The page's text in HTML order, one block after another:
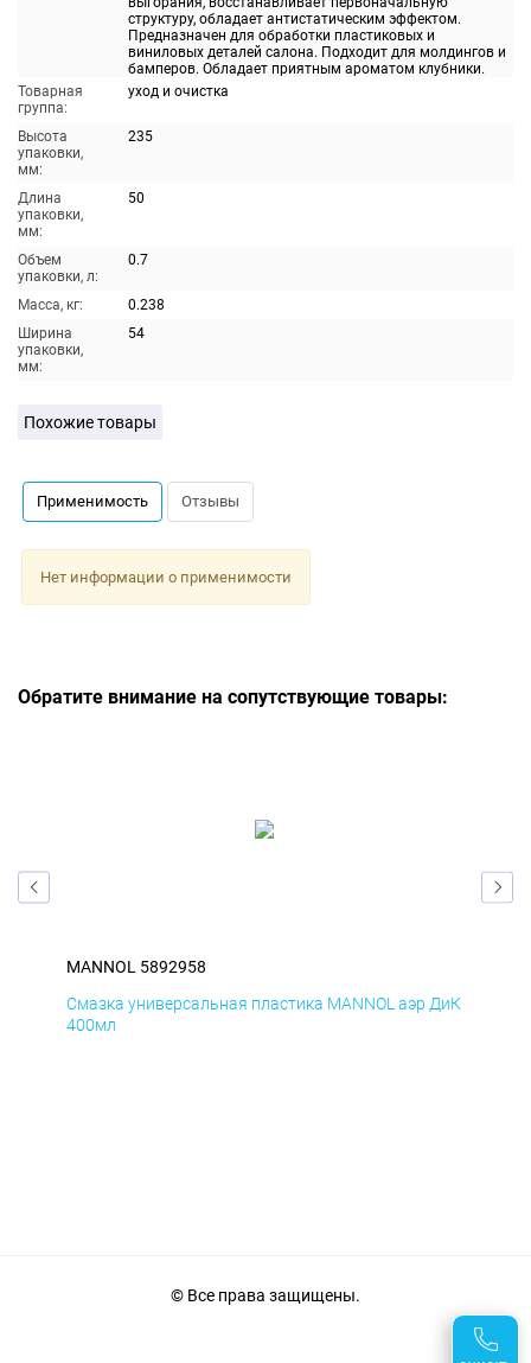
структуру, обладает антистатическим эффектом.
Предназначен для обработки пластиковых и
виниловых деталей салона. Подходит для молдингов и
бамперов. Обладает приятным ароматом клубники.
Товарная
группа:
уход и очистка
Высота
упаковки,
мм:
235
Длина
упаковки,
мм:
50
Объем
упаковки, л:
0.7
Масса, кг:
0.238
Ширина
упаковки,
мм:
54
Похожие товары
Применимость Отзывы
Нет информации о применимости
Обратите внимание на сопутствующие товары:
MANNOL 5892958
Смазка универсальная пластика MANNOL аэр ДиК
400мл
© Все права защищены.